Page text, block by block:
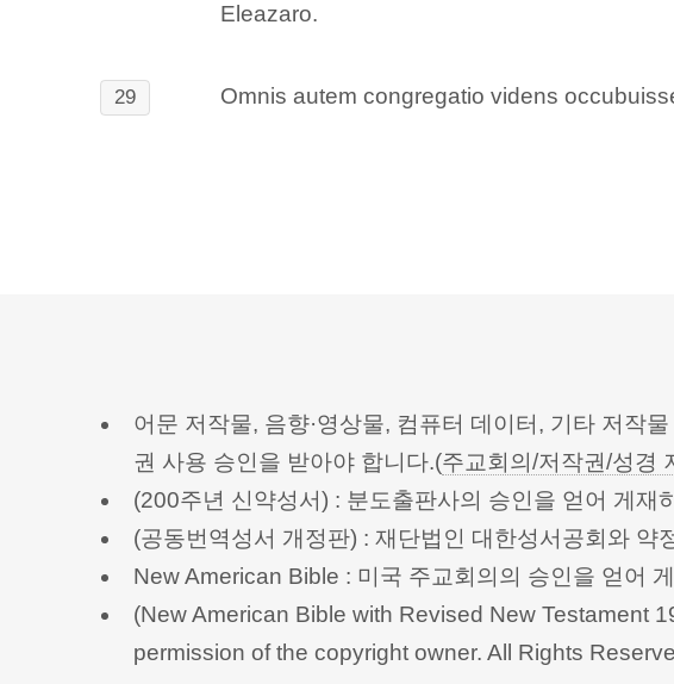
Eleazaro.
29 Omnis autem congregatio videns
어문 저작물, 음향·영상물, 컴퓨터 데이터, 기타 저작
권 사용 승인을 받아야 합니다.(주교회의/저작권/성경
(200주년 신약성서) : 분도출판사의 승인을 얻어 게재
(공동번역성서 개정판) : 재단법인 대한성서공회와 약
New American Bible : 미국 주교회의의 승인을 얻어
(New American Bible with Revised New Testament
permission of the copyright owner. All Rights